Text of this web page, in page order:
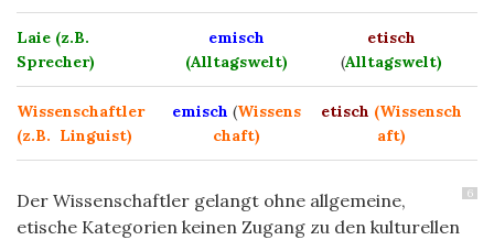
Laie (z.B.
Sprecher)
emisch
(Alltagswelt)
etisch
(Alltagswelt)
Wissenschaftler
(z.B. Linguist)
emisch (Wissens
chaft)
etisch (Wissensch
aft)
6
Der Wissenschaftler gelangt ohne allgemeine,
etische Kategorien keinen Zugang zu den kulturellen